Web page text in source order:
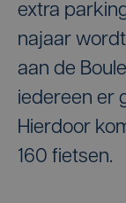
extra
najaar
aan de
iedereen er
Hierdoor
160 fietsen.